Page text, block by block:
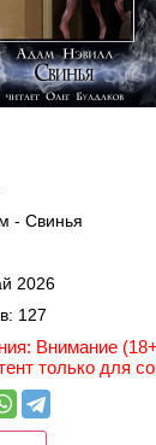
- Свинья
2026
127
Внимание
только для